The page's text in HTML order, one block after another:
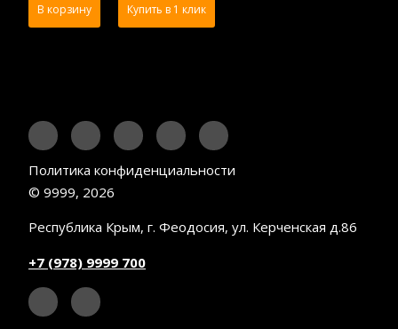
В корзину Купить в 1 клик
Политика конфиденциальности
© 9999, 2026
Республика Крым, г. Феодосия, ул. Керченская д.86
+7 (978) 9999 700